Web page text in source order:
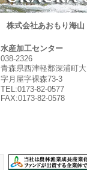
株式会社あおもり海山
水産加工センター
038-2326
青森県西津軽郡深浦町大
字月屋字裸森73-3
TEL:0173-82-0577
FAX:0173-82-0578